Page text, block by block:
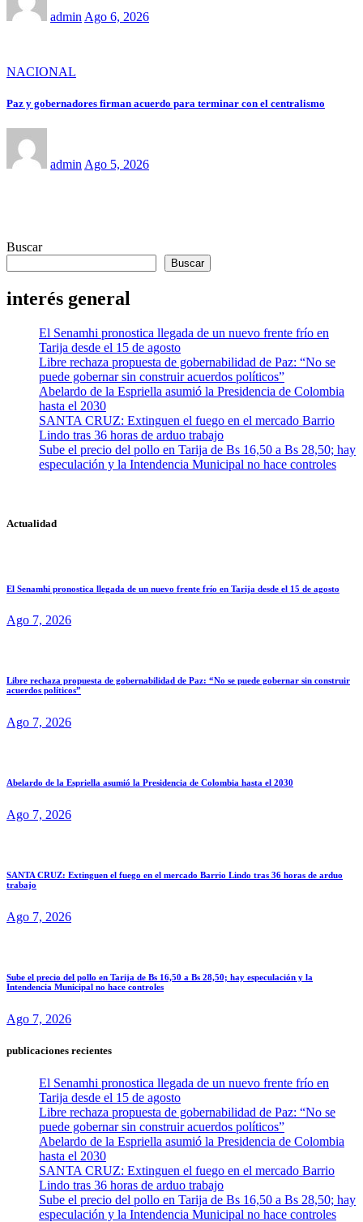
admin Ago 6, 2026
NACIONAL
Paz y gobernadores firman acuerdo para terminar con el centralismo
admin Ago 5, 2026
Buscar
Buscar
interés general
El Senamhi pronostica llegada de un nuevo frente frío en
Tarija desde el 15 de agosto
Libre rechaza propuesta de gobernabilidad de Paz: “No se
puede gobernar sin construir acuerdos políticos”
Abelardo de la Espriella asumió la Presidencia de Colombia
hasta el 2030
SANTA CRUZ: Extinguen el fuego en el mercado Barrio
Lindo tras 36 horas de arduo trabajo
Sube el precio del pollo en Tarija de Bs 16,50 a Bs 28,50; hay
especulación y la Intendencia Municipal no hace controles
Actualidad
El Senamhi pronostica llegada de un nuevo frente frío en Tarija desde el 15 de agosto
Ago 7, 2026
Libre rechaza propuesta de gobernabilidad de Paz: “No se puede gobernar sin construir
acuerdos políticos”
Ago 7, 2026
Abelardo de la Espriella asumió la Presidencia de Colombia hasta el 2030
Ago 7, 2026
SANTA CRUZ: Extinguen el fuego en el mercado Barrio Lindo tras 36 horas de arduo
trabajo
Ago 7, 2026
Sube el precio del pollo en Tarija de Bs 16,50 a Bs 28,50; hay especulación y la
Intendencia Municipal no hace controles
Ago 7, 2026
publicaciones recientes
El Senamhi pronostica llegada de un nuevo frente frío en
Tarija desde el 15 de agosto
Libre rechaza propuesta de gobernabilidad de Paz: “No se
puede gobernar sin construir acuerdos políticos”
Abelardo de la Espriella asumió la Presidencia de Colombia
hasta el 2030
SANTA CRUZ: Extinguen el fuego en el mercado Barrio
Lindo tras 36 horas de arduo trabajo
Sube el precio del pollo en Tarija de Bs 16,50 a Bs 28,50; hay
especulación y la Intendencia Municipal no hace controles